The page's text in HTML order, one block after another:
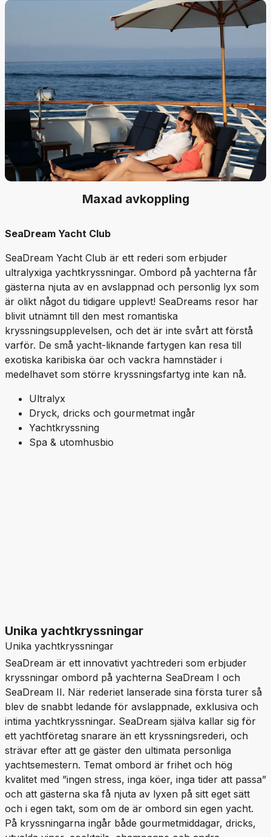
Maxad avkoppling
SeaDream Yacht Club
SeaDream Yacht Club är ett rederi som erbjuder
ultralyxiga yachtkryssningar. Ombord på yachterna får
gästerna njuta av en avslappnad och personlig lyx som
är olikt något du tidigare upplevt! SeaDreams resor har
blivit utnämnt till den mest romantiska
kryssningsupplevelsen, och det är inte svårt att förstå
varför. De små yacht-liknande fartygen kan resa till
exotiska karibiska öar och vackra hamnstäder i
medelhavet som större kryssningsfartyg inte kan nå.
Ultralyx
Dryck, dricks och gourmetmat ingår
Yachtkryssning
Spa & utomhusbio
Unika yachtkryssningar
Unika yachtkryssningar
SeaDream är ett innovativt yachtrederi som erbjuder
kryssningar ombord på yachterna SeaDream I och
SeaDream II. När rederiet lanserade sina första turer så
blev de snabbt ledande för avslappnade, exklusiva och
intima yachtkryssningar. SeaDream själva kallar sig för
ett yachtföretag snarare än ett kryssningsrederi, och
strävar efter att ge gäster den ultimata personliga
yachtsemestern. Temat ombord är frihet och hög
kvalitet med ”ingen stress, inga köer, inga tider att passa”
och att gästerna ska få njuta av lyxen på sitt eget sätt
och i egen takt, som om de är ombord sin egen yacht.
På kryssningarna ingår både gourmetmiddagar, dricks,